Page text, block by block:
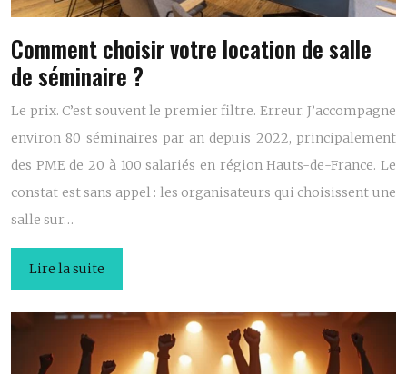
Comment choisir votre location de salle
de séminaire ?
Le prix. C’est souvent le premier filtre. Erreur. J’accompagne
environ 80 séminaires par an depuis 2022, principalement
des PME de 20 à 100 salariés en région Hauts-de-France. Le
constat est sans appel : les organisateurs qui choisissent une
salle sur…
Lire la suite